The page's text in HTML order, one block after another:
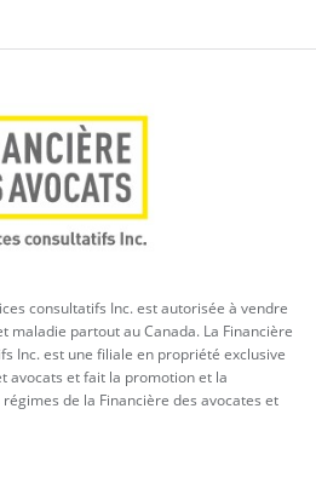
consultatifs Inc. est autorisée à vendre
maladie partout au Canada. La Financière
Inc. est une filiale en propriété exclusive
avocats et fait la promotion et la
de la Financière des avocates et